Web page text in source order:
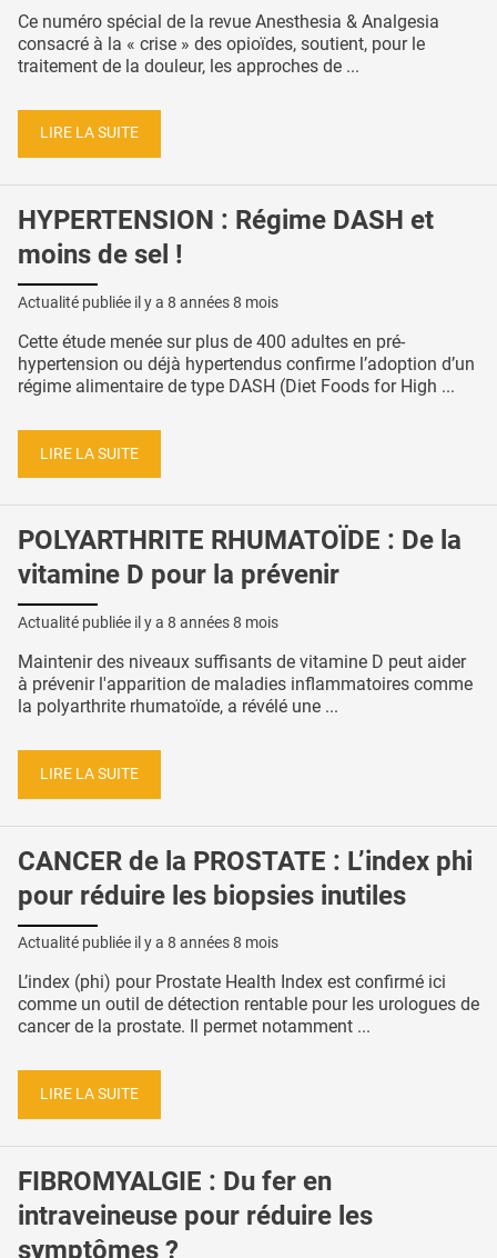
Ce numéro spécial de la revue Anesthesia & Analgesia
consacré à la « crise » des opioïdes, soutient, pour le
traitement de la douleur, les approches de ...
LIRE LA SUITE
HYPERTENSION : Régime DASH et
moins de sel !
Actualité publiée il y a 8 années 8 mois
Cette étude menée sur plus de 400 adultes en pré-
hypertension ou déjà hypertendus confirme l’adoption d’un
régime alimentaire de type DASH (Diet Foods for High ...
LIRE LA SUITE
POLYARTHRITE RHUMATOÏDE : De la
vitamine D pour la prévenir
Actualité publiée il y a 8 années 8 mois
Maintenir des niveaux suffisants de vitamine D peut aider
à prévenir l'apparition de maladies inflammatoires comme
la polyarthrite rhumatoïde, a révélé une ...
LIRE LA SUITE
CANCER de la PROSTATE : L’index phi
pour réduire les biopsies inutiles
Actualité publiée il y a 8 années 8 mois
L’index (phi) pour Prostate Health Index est confirmé ici
comme un outil de détection rentable pour les urologues de
cancer de la prostate. Il permet notamment ...
LIRE LA SUITE
FIBROMYALGIE : Du fer en
intraveineuse pour réduire les
symptômes ?